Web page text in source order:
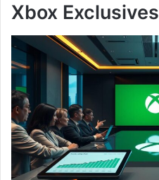
Xbox Exclusives